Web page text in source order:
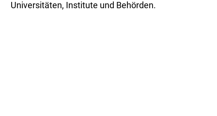
Universitäten, Institute und Behörden.